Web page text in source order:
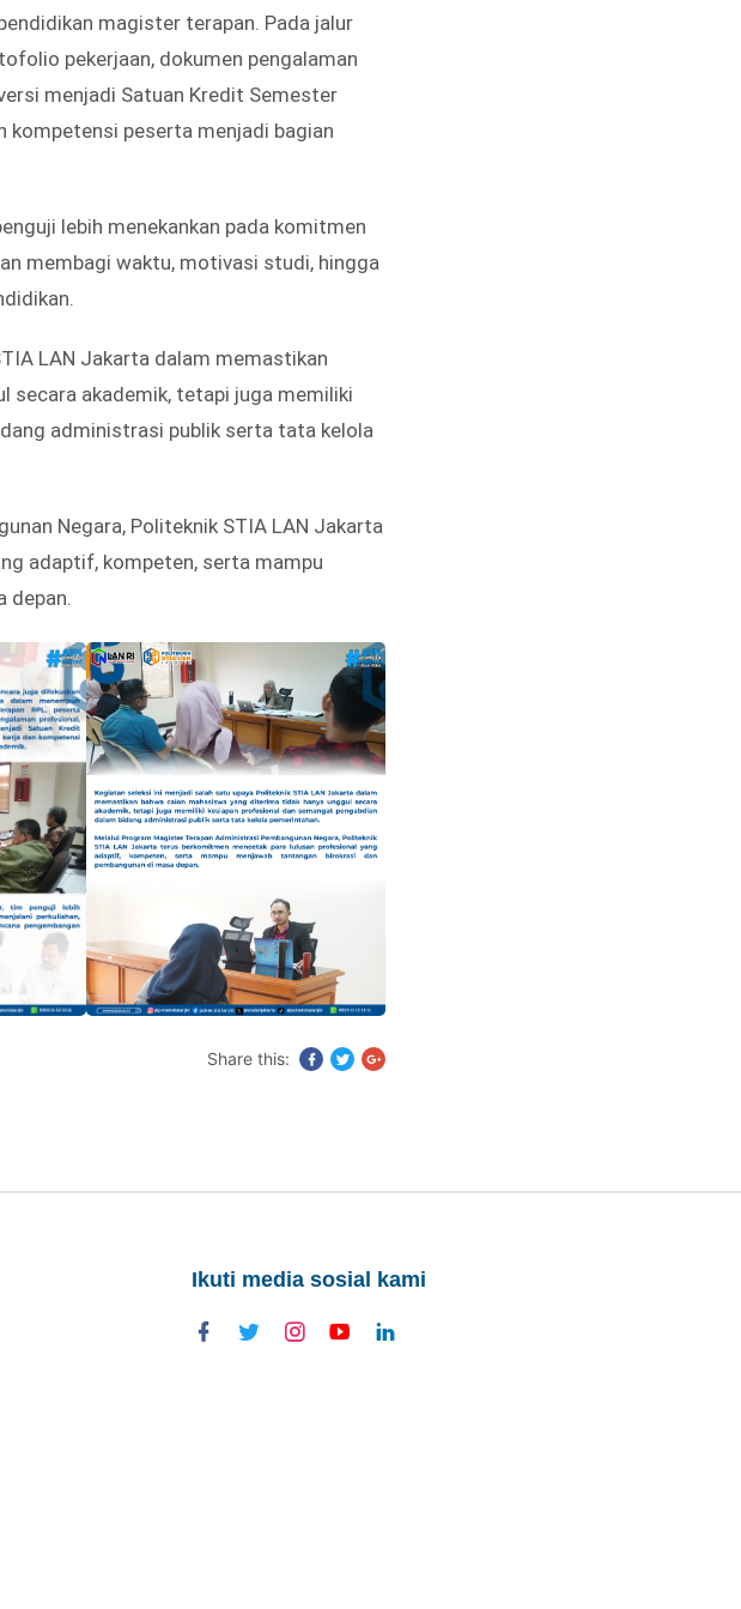
magister terapan. Pada jalur
pekerjaan, dokumen pengalaman
menjadi Satuan Kredit Semester
kompetensi peserta menjadi bagian
lebih menekankan pada komitmen
membagi waktu, motivasi studi, hingga
LAN Jakarta dalam memastikan
secara akademik, tetapi juga memiliki
administrasi publik serta tata kelola
Negara, Politeknik STIA LAN Jakarta
adaptif, kompeten, serta mampu
depan.
Share this:
Ikuti media sosial kami